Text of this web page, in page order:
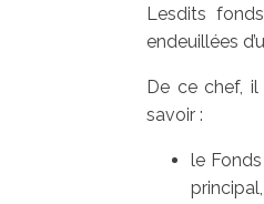
Lesdits
endeuillées
De ce chef,
savoir :
le